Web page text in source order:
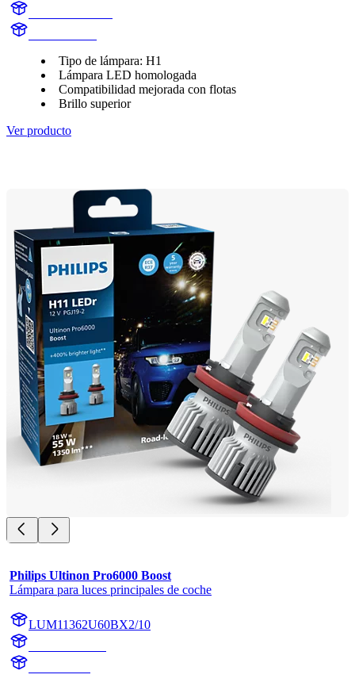
Tipo de lámpara: H1
Lámpara LED homologada
Compatibilidad mejorada con flotas
Brillo superior
Ver producto
Philips Ultinon Pro6000 Boost
Lámpara para luces principales de coche
LUM11362U60BX2/10